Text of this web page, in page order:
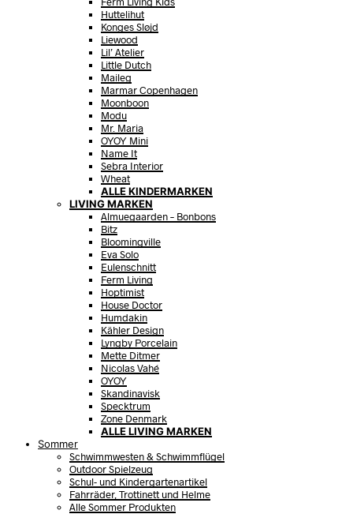
Huttelihut
Konges Sløjd
Liewood
Lil’ Atelier
Little Dutch
Maileg
Marmar Copenhagen
Moonboon
Modu
Mr. Maria
OYOY Mini
Name It
Sebra Interior
Wheat
ALLE KINDERMARKEN
LIVING MARKEN
Almuegaarden – Bonbons
Bitz
Bloomingville
Eva Solo
Eulenschnitt
Ferm Living
Hoptimist
House Doctor
Humdakin
Kähler Design
Lyngby Porcelain
Mette Ditmer
Nicolas Vahé
OYOY
Skandinavisk
Specktrum
Zone Denmark
ALLE LIVING MARKEN
Sommer
Schwimmwesten & Schwimmflügel
Outdoor Spielzeug
Schul- und Kindergartenartikel
Fahrräder, Trottinett und Helme
Alle Sommer Produkten